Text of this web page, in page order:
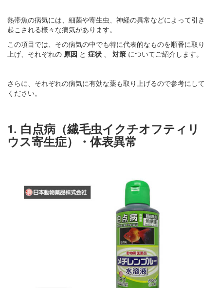
熱帯魚の病気には、細菌や寄生虫、神経の異常などによって引き
起こされる様々な病気があります。
この項目では、その病気の中でも特に代表的なものを順番に取り
上げ、それぞれの 原因 と 症状 対策 についてご紹介します。
さらに、それぞれの病気に有効な薬も取り上げるので参考にして
ください。
1. 白点病（繊毛虫イクチオフティリ
ウス寄生症）・体表異常